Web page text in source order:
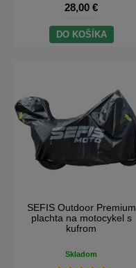
28,00 €
DO KOŠÍKA
SEFIS Outdoor Premium
plachta na motocykel s
kufrom
Skladom